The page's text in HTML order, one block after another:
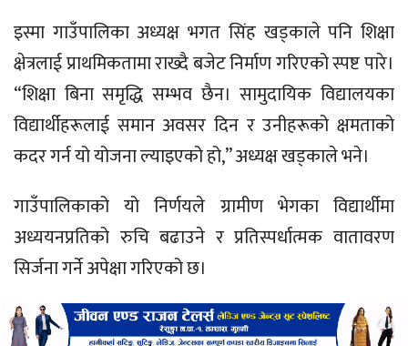
इस्मा गाउँपालिका अध्यक्ष भगत सिंह खड्काले पनि शिक्षा
क्षेत्रलाई प्राथमिकतामा राख्दै बजेट निर्माण गरिएको स्पष्ट पारे।
“शिक्षा बिना समृद्धि सम्भव छैन। सामुदायिक विद्यालयका
विद्यार्थीहरूलाई समान अवसर दिन र उनीहरूको क्षमताको
कदर गर्न यो योजना ल्याइएको हो,” अध्यक्ष खड्काले भने।
गाउँपालिकाको यो निर्णयले ग्रामीण भेगका विद्यार्थीमा
अध्ययनप्रतिको रुचि बढाउने र प्रतिस्पर्धात्मक वातावरण
सिर्जना गर्ने अपेक्षा गरिएको छ।